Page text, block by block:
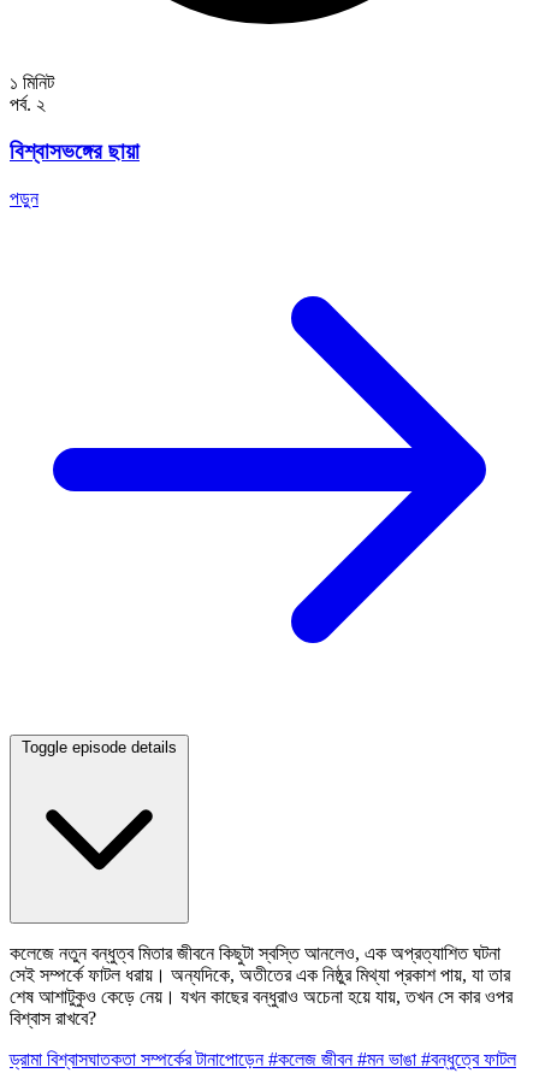
১ মিনিট
পর্ব. ২
বিশ্বাসভঙ্গের ছায়া
পড়ুন
Toggle episode details
কলেজে নতুন বন্ধুত্ব মিতার জীবনে কিছুটা স্বস্তি আনলেও, এক অপ্রত্যাশিত ঘটনা
সেই সম্পর্কে ফাটল ধরায়। অন্যদিকে, অতীতের এক নিষ্ঠুর মিথ্যা প্রকাশ পায়, যা তার
শেষ আশাটুকুও কেড়ে নেয়। যখন কাছের বন্ধুরাও অচেনা হয়ে যায়, তখন সে কার ওপর
বিশ্বাস রাখবে?
ড্রামা বিশ্বাসঘাতকতা সম্পর্কের টানাপোড়েন#কলেজ জীবন#মন ভাঙা #বন্ধুত্বে ফাটল